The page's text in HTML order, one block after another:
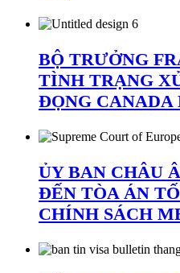
BỘ TRƯỞNG
TÌNH TRẠNG
ĐỌNG
ỦY BAN CHÂU
ĐẾN TÒA ÁN
CHÍNH SÁCH